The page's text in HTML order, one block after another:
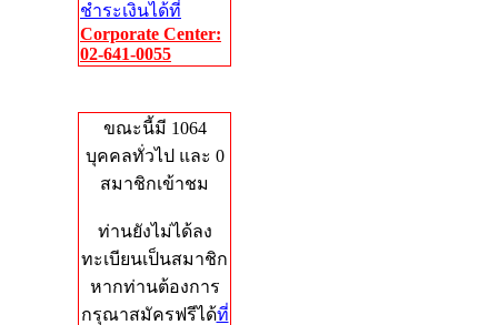
ชำระเงินได้ที่
Corporate Center:
02-641-0055
ขณะนี้มี 1064
บุคคลทั่วไป และ 0
สมาชิกเข้าชม
ท่านยังไม่ได้ลง
ทะเบียนเป็นสมาชิก
หากท่านต้องการ
กรุณาสมัครฟรีได้ที่